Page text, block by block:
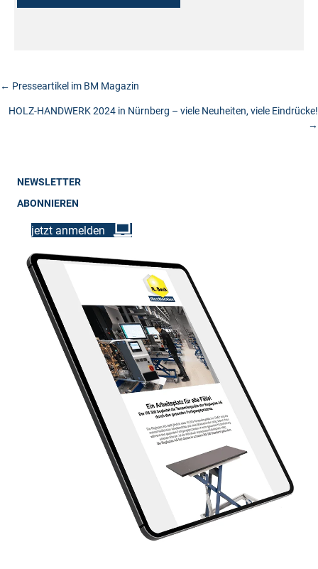
Posts
navigation
← Presseartikel im BM Magazin
HOLZ-HANDWERK 2024 in Nürnberg – viele Neuheiten, viele Eindrücke!
→
NEWSLETTER
ABONNIEREN
jetzt anmelden